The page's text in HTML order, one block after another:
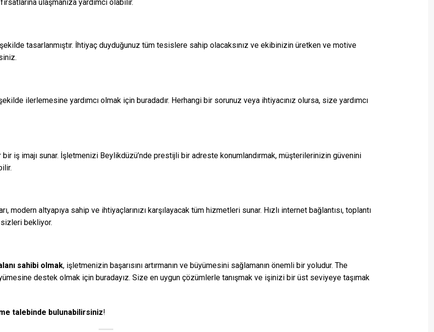
ulaşmanıza yardımcı olabilir.
tasarlanmıştır. İhtiyaç duyduğunuz tüm tesislere sahip olacaksınız ve ekibinizin üretken ve motive
ilerlemesine yardımcı olmak için buradadır. Herhangi bir sorunuz veya ihtiyacınız olursa, size yardımcı
iş imajı sunar. İşletmenizi Beylikdüzü’nde prestijli bir adreste konumlandırmak, müşterilerinizin güvenini
modern altyapıya sahip ve ihtiyaçlarınızı karşılayacak tüm hizmetleri sunar. Hızlı internet bağlantısı, toplantı
bekliyor.
sahibi olmak, işletmenizin başarısını artırmanın ve büyümesini sağlamanın önemli bir yoludur. The
destek olmak için buradayız. Size en uygun çözümlerle tanışmak ve işinizi bir üst seviyeye taşımak
talebinde bulunabilirsiniz!